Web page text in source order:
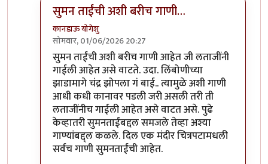
सुमन ताईंची अशी बरीच गाणी…
कानडाऊ योगेशु
सोमवार, 01/06/2026 20:27
In reply toअनेकदा मला खंत वाटते!byकांदा लिंबू
सुमन ताईंची अशी बरीच गाणी आहेत जी लताजींनी
गाईली आहेत असे वाटते. उदा. लिंबोणीच्या
झाडामागे चंद्र झोपला गं बाई.. त्यामुळे अशी गाणी
आधी कधी कानावर पडली जरी असली तरी ती
लताजींनीच गाईली आहेत असे वाटत असे. पुढे
केव्हातरी सुमनताईंबद्दल समजले तेव्हा अश्या
गाण्यांबद्द्ल कळले. दिल एक मंदीर चित्रपटामधली
सर्वच गाणी सुमनताईंची आहेत.